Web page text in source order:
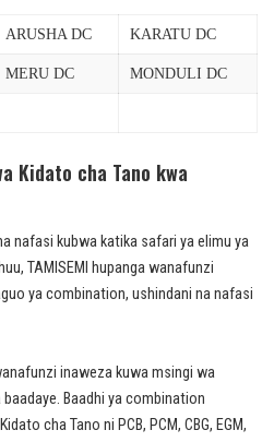
ARUSHA DC KARATU DC
MERU DC MONDULI DC
Kidato cha Tano kwa
nafasi kubwa katika safari ya elimu ya
TAMISEMI hupanga wanafunzi
ya combination, ushindani na nafasi
inaweza kuwa msingi wa
Baadhi ya combination
cha Tano ni PCB, PCM, CBG, EGM,